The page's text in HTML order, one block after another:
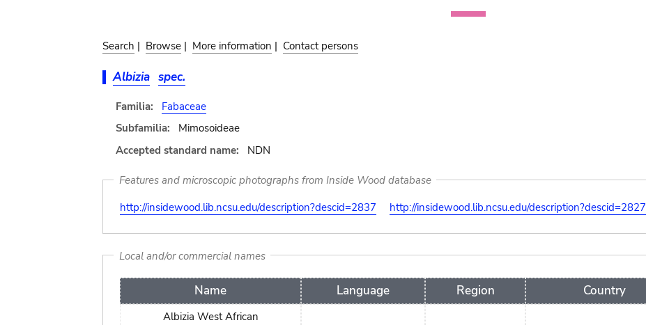
Search | Browse | More information | Contact persons
Albizia spec.
Familia:
Fabaceae
Subfamilia:
Mimosoideae
Accepted standard name:
NDN
Features and microscopic photographs from Inside Wood database
http://insidewood.lib.ncsu.edu/description?descid=2837
http://insidewood.lib.ncsu.edu/description?descid=2827
Local and/or commercial names
Name Language Region Country
Albizia West African